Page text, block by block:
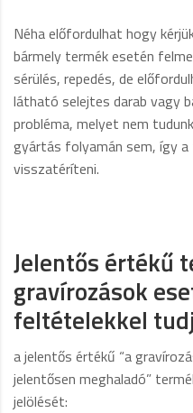
Néha előfordulhat hogy
bármely termék esetén
sérülés, repedés, de
látható selejtes darab vagy
probléma, melyet nem
gyártás folyamán sem, így
visszatéríteni.
Jelentős értékű
gravírozások
feltételekkel
a jelentős értékű “a
jelentősen meghaladó”
jelölését: